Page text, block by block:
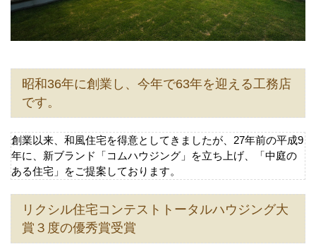
昭和36年に創業し、今年で63年を迎える工務店
です。
創業以来、和風住宅を得意としてきましたが、27年前の平成9
年に、新ブランド「コムハウジング」を立ち上げ、「中庭の
ある住宅」をご提案しております。
リクシル住宅コンテストトータルハウジング大
賞３度の優秀賞受賞